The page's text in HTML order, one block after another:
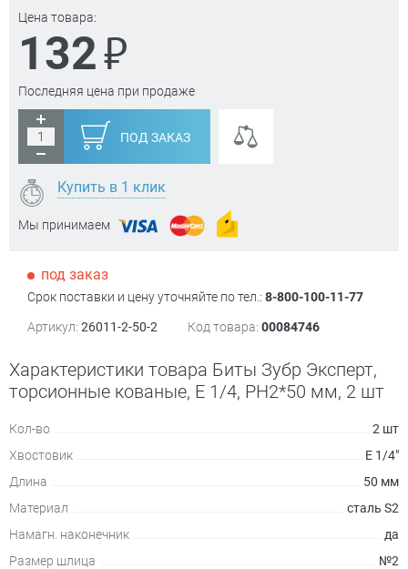
Цена товара:
132₽
Последняя цена при продаже
ПОД ЗАКАЗ
Купить в 1 клик
Мы принимаем
под заказ
Срок поставки и цену уточняйте по тел.: 8-800-100-11-77
Артикул: 26011-2-50-2 Код товара: 00084746
Характеристики товара Биты Зубр Эксперт,
торсионные кованые, E 1/4, PH2*50 мм, 2 шт
Кол-во
2 шт
Хвостовик
Е 1/4"
Длина
50 мм
Материал
сталь S2
Намагн. наконечник
да
Размер шлица
№2